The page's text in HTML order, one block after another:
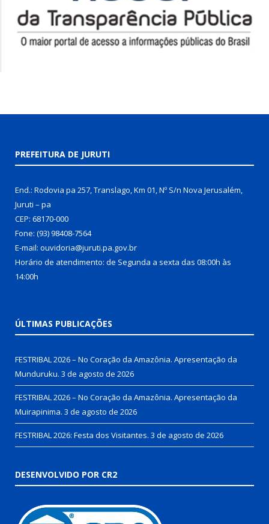
PREFEITURA DE JURUTI
End.: Rodovia pa 257, Translago, Km 01, Nº S/n Nova Jerusalém,
Juruti – pa
CEP: 68170-000
Fone: (93) 98408-7564
E-mail: ouvidoria@juruti.pa.gov.br
Horário de atendimento: de Segunda a sexta das 08:00h às
14:00h
ÚLTIMAS PUBLICAÇÕES
FESTRIBAL 2026 – No Coração da Amazônia. Apresentação da
Munduruku. 3 de agosto de 2026
FESTRIBAL 2026 – No Coração da Amazônia. Apresentação da
Muirapinima. 3 de agosto de 2026
FESTRIBAL 2026: Festa dos Visitantes. 3 de agosto de 2026
DESENVOLVIDO POR CR2